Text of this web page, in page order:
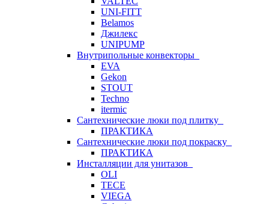
UNI-FITT
Belamos
Джилекс
UNIPUMP
Внутрипольные конвекторы
EVA
Gekon
STOUT
Techno
itermic
Сантехнические люки под плитку
ПРАКТИКА
Сантехнические люки под покраску
ПРАКТИКА
Инсталляции для унитазов
OLI
TECE
VIEGA